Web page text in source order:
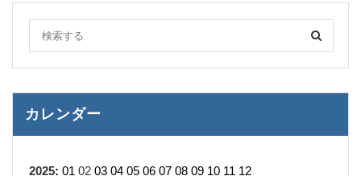
カレンダー
2025: 01 02 03 04 05 06 07 08 09 10 11 12